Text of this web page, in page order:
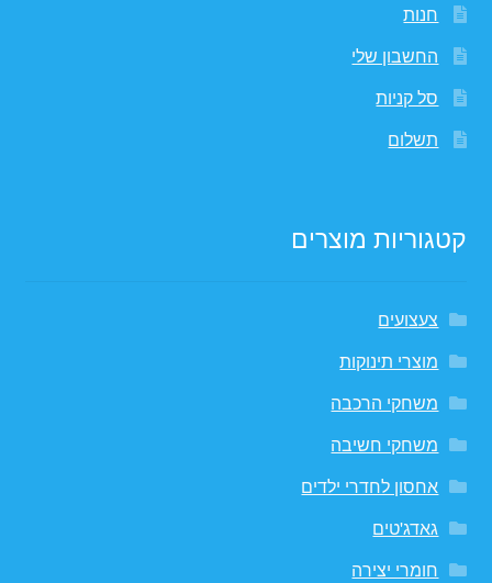
חנות
החשבון שלי
סל קניות
תשלום
קטגוריות מוצרים
צעצועים
מוצרי תינוקות
משחקי הרכבה
משחקי חשיבה
אחסון לחדרי ילדים
גאדג'טים
חומרי יצירה